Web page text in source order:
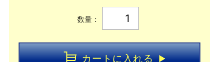
数量：
カートに入れる